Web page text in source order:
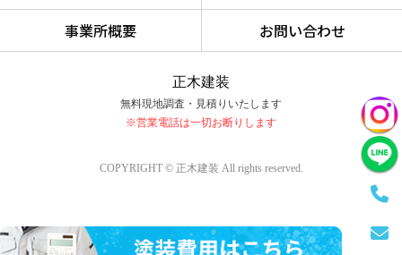
事業所概要
お問い合わせ
正木建装
無料現地調査・見積りいたします
※営業電話は一切お断りします
COPYRIGHT © 正木建装 All rights reserved.